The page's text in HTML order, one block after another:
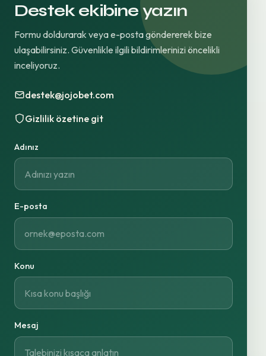
Destek ekibine yazın
Formu doldurarak veya e-posta göndererek bize
ulaşabilirsiniz. Güvenlikle ilgili bildirimlerinizi öncelikli
inceliyoruz.
destek@jojobet.com
Gizlilik özetine git
Adınız
E-posta
Konu
Mesaj